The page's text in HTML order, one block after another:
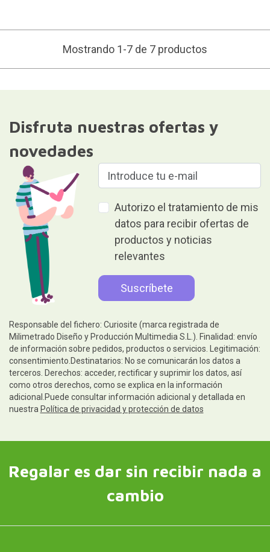
Mostrando 1-7 de 7 productos
Disfruta nuestras ofertas y
novedades
Autorizo el tratamiento de mis
datos para recibir ofertas de
productos y noticias
relevantes
Responsable del fichero: Curiosite (marca registrada de
Milimetrado Diseño y Producción Multimedia S.L.). Finalidad: envío
de información sobre pedidos, productos o servicios. Legitimación:
consentimiento.Destinatarios: No se comunicarán los datos a
terceros. Derechos: acceder, rectificar y suprimir los datos, así
como otros derechos, como se explica en la información
adicional.Puede consultar información adicional y detallada en
nuestra Política de privacidad y protección de datos
Regalar es dar sin recibir nada a
cambio